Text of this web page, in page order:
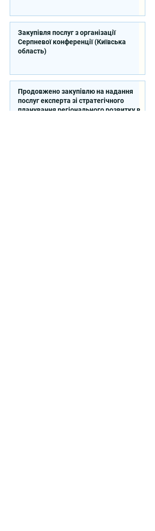
Закупівля послуг з організації
Серпневої конференції (Київська
область)
Продовжено закупівлю на надання
послуг експерта зі стратегічного
планування регіонального розвитку в